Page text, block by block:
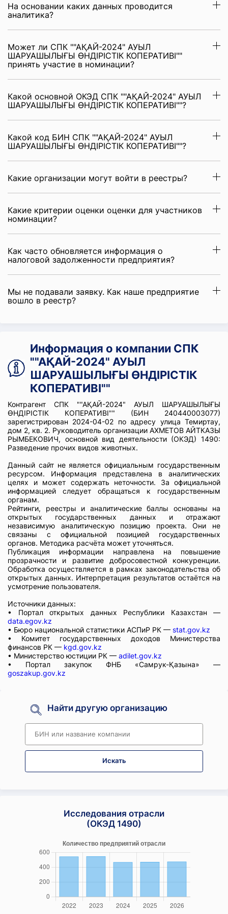
На основании каких данных проводится
аналитика?
Может ли СПК ""АҚАЙ-2024" АУЫЛ
ШАРУАШЫЛЫҒЫ ӨНДІРІСТІК КОПЕРАТИВІ""
принять участие в номинации?
Какой основной ОКЭД СПК ""АҚАЙ-2024" АУЫЛ
ШАРУАШЫЛЫҒЫ ӨНДІРІСТІК КОПЕРАТИВІ""?
Какой код БИН СПК ""АҚАЙ-2024" АУЫЛ
ШАРУАШЫЛЫҒЫ ӨНДІРІСТІК КОПЕРАТИВІ""?
Какие организации могут войти в реестры?
Какие критерии оценки оценки для участников
номинации?
Как часто обновляется информация о
налоговой задолженности предприятия?
Мы не подавали заявку. Как наше предприятие
вошло в реестр?
Информация о компании СПК
""АҚАЙ-2024" АУЫЛ
ШАРУАШЫЛЫҒЫ ӨНДІРІСТІК
КОПЕРАТИВІ""
Контрагент СПК ""АҚАЙ-2024" АУЫЛ ШАРУАШЫЛЫҒЫ
ӨНДІРІСТІК КОПЕРАТИВІ"" (БИН 240440003077)
зарегистрирован 2024-04-02 по адресу улица Темиртау,
дом 2, кв. 2. Руководитель организации АХМЕТОВ АЙТКАЗЫ
РЫМБЕКОВИЧ, основной вид деятельности (ОКЭД) 1490:
Разведение прочих видов животных.
Данный сайт не является официальным государственным
ресурсом. Информация представлена в аналитических
целях и может содержать неточности. За официальной
информацией следует обращаться к государственным
органам.
Рейтинги, реестры и аналитические баллы основаны на
открытых государственных данных и отражают
независимую аналитическую позицию проекта. Они не
связаны с официальной позицией государственных
органов. Методика расчёта может уточняться.
Публикация информации направлена на повышение
прозрачности и развитие добросовестной конкуренции.
Обработка осуществляется в рамках законодательства об
открытых данных. Интерпретация результатов остаётся на
усмотрение пользователя.
Источники данных:
• Портал открытых данных Республики Казахстан —
data.egov.kz
• Бюро национальной статистики АСПиР РК — stat.gov.kz
• Комитет государственных доходов Министерства
финансов РК — kgd.gov.kz
• Министерство юстиции РК — adilet.gov.kz
• Портал закупок ФНБ «Самрук-Қазына» —
goszakup.gov.kz
Найти другую организацию
Искать
Исследования отрасли
(ОКЭД 1490)